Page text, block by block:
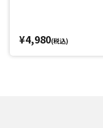
¥4,980(税込)